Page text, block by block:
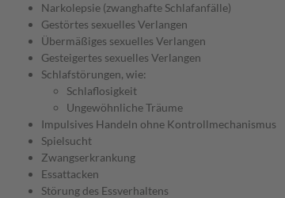
Narkolepsie (zwanghafte Schlafanfälle)
Gestörtes sexuelles Verlangen
Übermäßiges sexuelles Verlangen
Gesteigertes sexuelles Verlangen
Schlafstörungen, wie:
Schlaflosigkeit
Ungewöhnliche Träume
Impulsives Handeln ohne Kontrollmechanismus
Spielsucht
Zwangserkrankung
Essattacken
Störung des Essverhaltens